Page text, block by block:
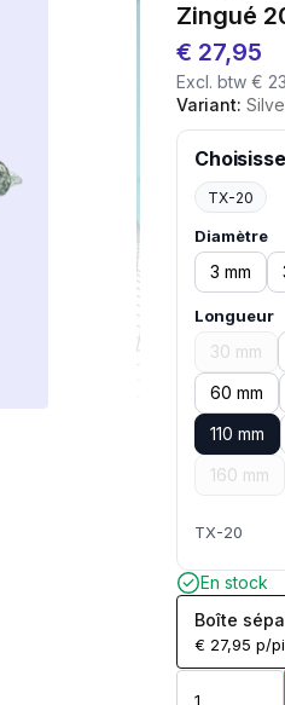
Zingué
€ 27,95
Excl. btw €
Variant:
TX-20
Diamètre
3 mm
Longueur
30 mm
60 mm
110 mm
160 mm
TX-20
En stock
Boîte
€ 27,95 p/